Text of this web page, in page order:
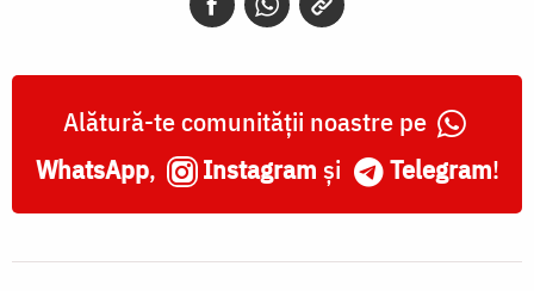
Alătură-te comunității noastre pe
WhatsApp, Instagram și Telegram!